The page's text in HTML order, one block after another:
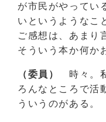
が市民がやってい
いというようなこ
ご感想は、あまり
そういう本か何か
（委員）
時々。
ろんなところで活
ういうのがある。